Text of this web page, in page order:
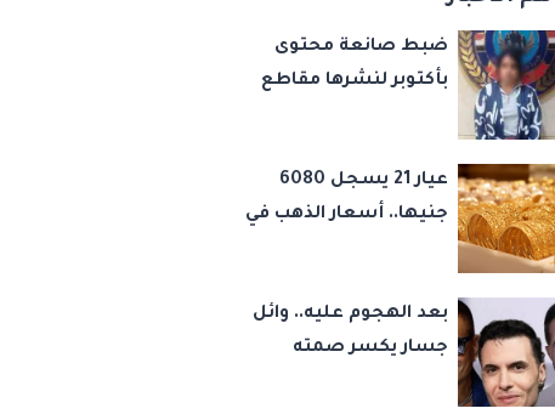
ضبط صانعة محتوى
بأكتوبر لنشرها مقاطع
والأرباح
عيار 21 يسجل 6080
جنيها.. أسعار الذهب في
بعد الهجوم عليه.. وائل
جسار يكسر صمته